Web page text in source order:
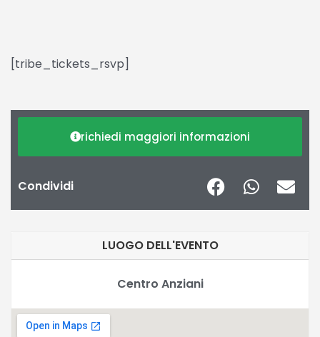
[tribe_tickets_rsvp]
richiedi maggiori informazioni
Condividi
LUOGO DELL'EVENTO
Centro Anziani